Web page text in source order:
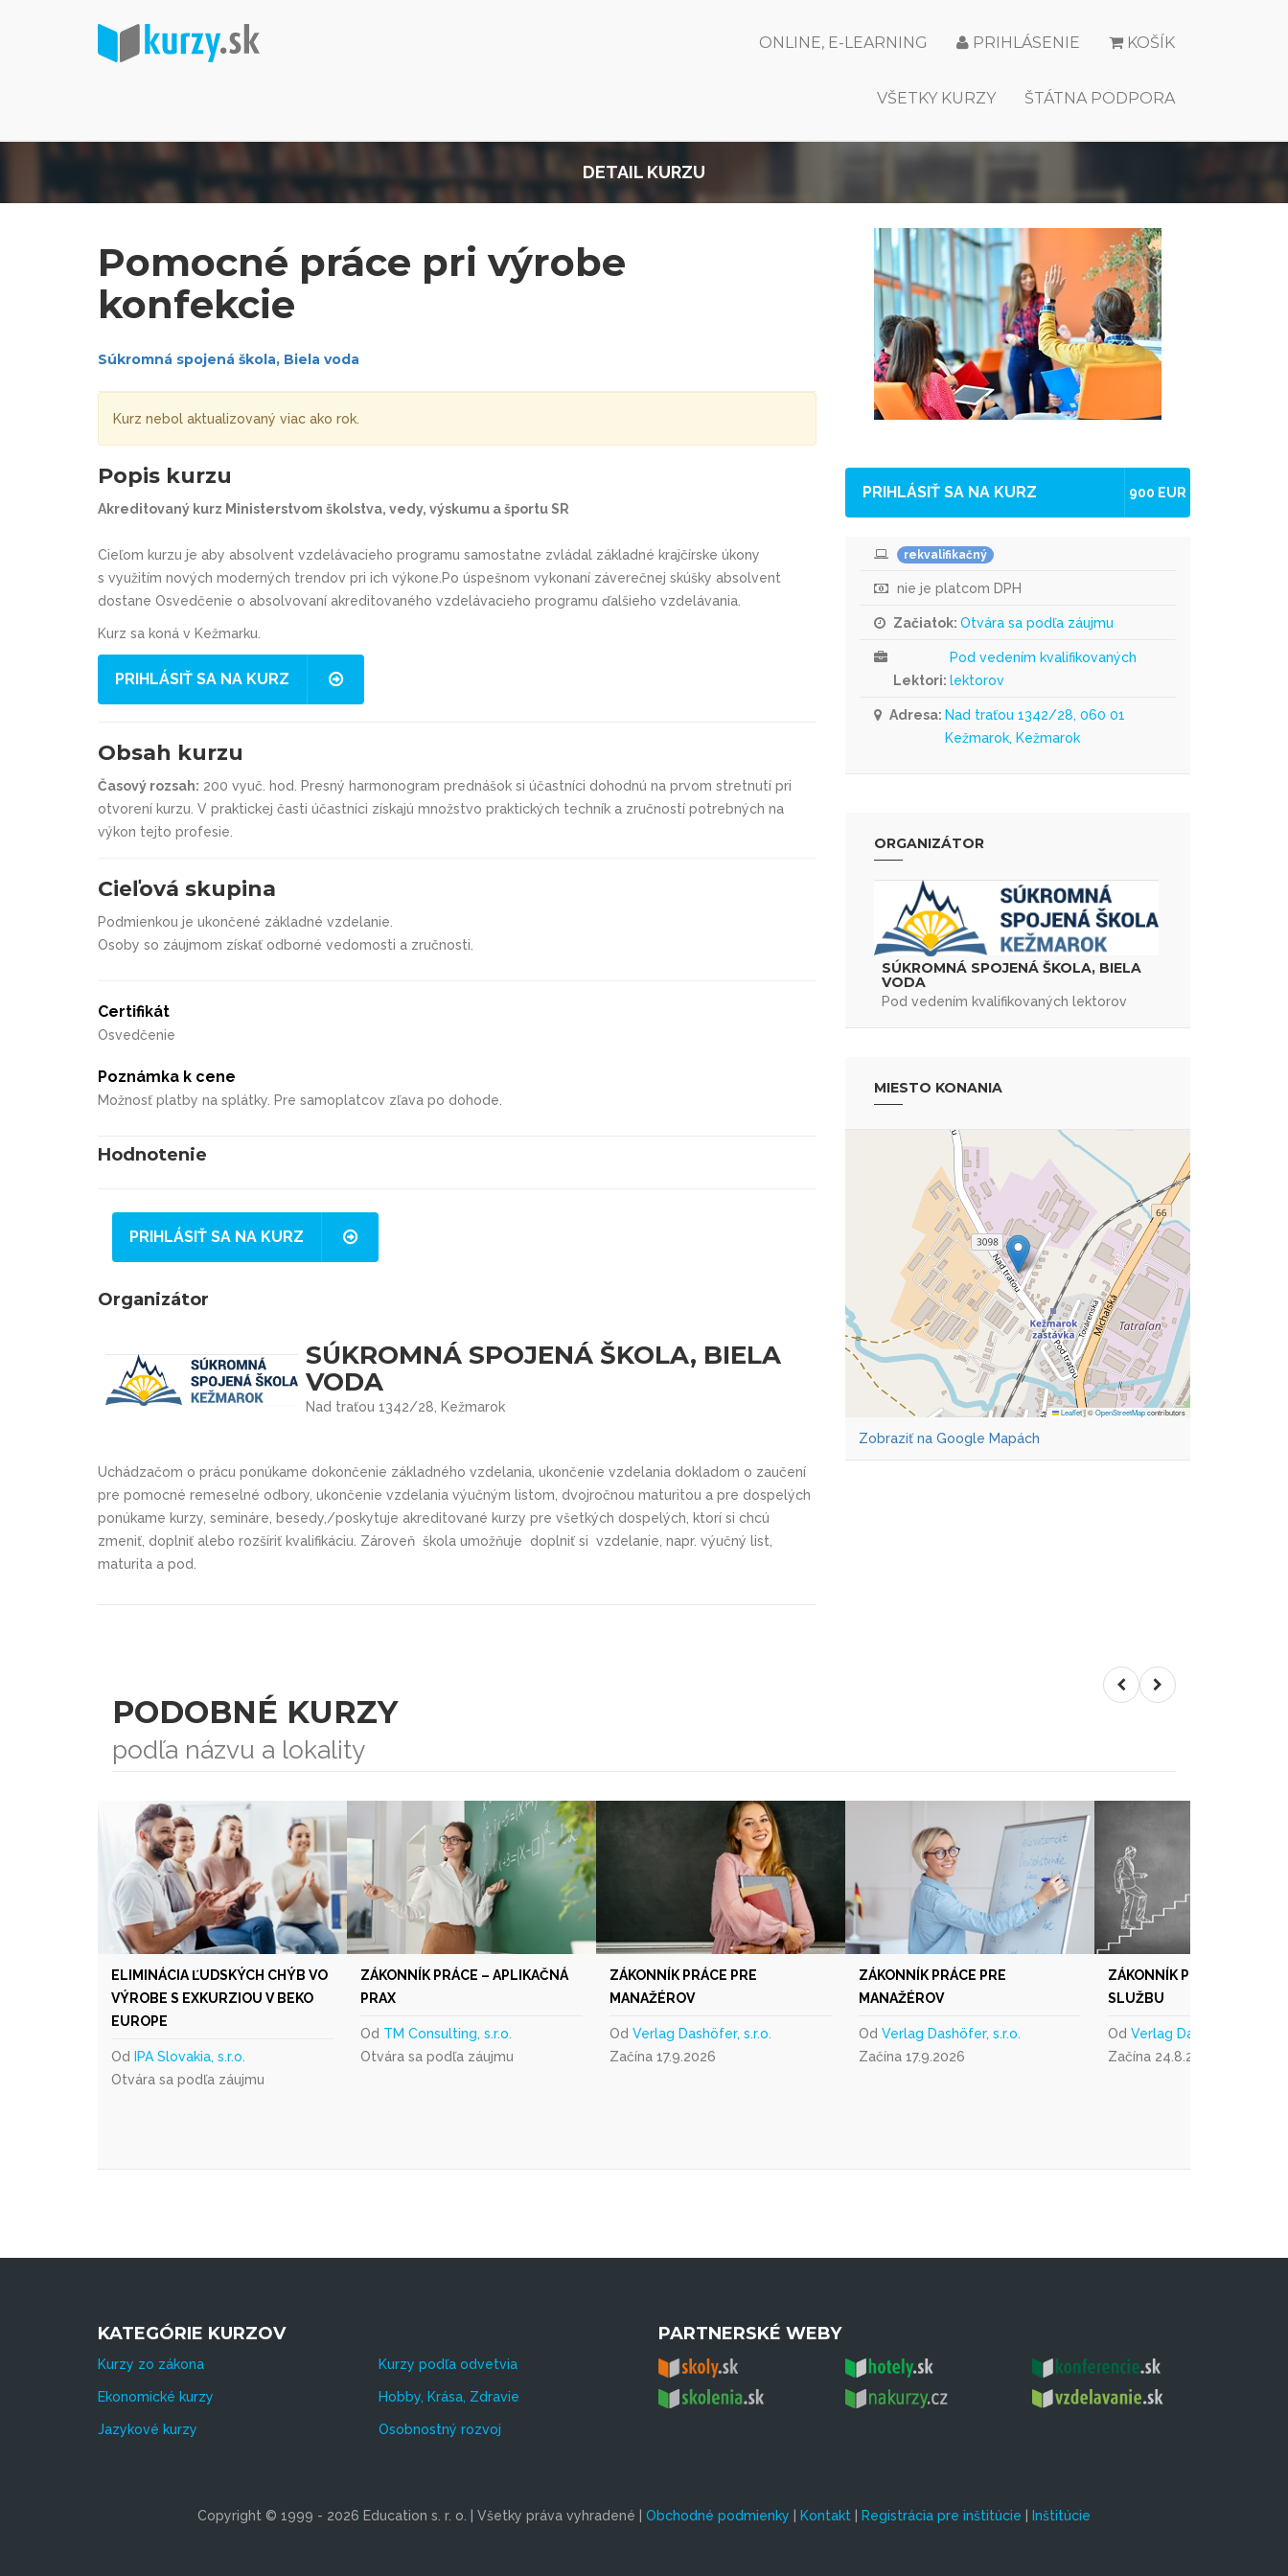
KOŠÍK
PRIHLÁSENIE
ONLINE, E-LEARNING
ŠTÁTNA PODPORA
VŠETKY KURZY
DETAIL KURZU
Pomocné práce pri výrobe
konfekcie
Súkromná spojená škola, Biela voda
Kurz nebol aktualizovaný viac ako rok.
Popis kurzu
Akreditovaný kurz Ministerstvom školstva, vedy, výskumu a športu SR
Cieľom kurzu je aby absolvent vzdelávacieho programu samostatne zvládal základné krajčírske úkony
s využitím nových moderných trendov pri ich výkone.Po úspešnom vykonaní záverečnej skúšky absolvent
dostane Osvedčenie o absolvovaní akreditovaného vzdelávacieho programu ďalšieho vzdelávania.
Kurz sa koná v Kežmarku.
PRIHLÁSIŤ SA NA KURZ
Obsah kurzu
Časový rozsah: 200 vyuč. hod. Presný harmonogram prednášok si účastníci dohodnú na prvom stretnutí pri
otvorení kurzu. V praktickej časti účastníci získajú množstvo praktických techník a zručností potrebných na
výkon tejto profesie.
Cieľová skupina
Podmienkou je ukončené základné vzdelanie.
Osoby so záujmom získať odborné vedomosti a zručnosti.
Certifikát
Osvedčenie
Poznámka k cene
Možnosť platby na splátky. Pre samoplatcov zľava po dohode.
Hodnotenie
PRIHLÁSIŤ SA NA KURZ
Organizátor
SÚKROMNÁ SPOJENÁ ŠKOLA, BIELA
VODA
Nad traťou 1342/28, Kežmarok
Uchádzačom o prácu ponúkame dokončenie základného vzdelania, ukončenie vzdelania dokladom o zaučení
pre pomocné remeselné odbory, ukončenie vzdelania výučným listom, dvojročnou maturitou a pre dospelých
ponúkame kurzy, semináre, besedy,/poskytuje akreditované kurzy pre všetkých dospelých, ktorí si chcú
zmeniť, doplniť alebo rozšíriť kvalifikáciu. Zároveň škola umožňuje doplniť si vzdelanie, napr. výučný list,
maturita a pod.
PRIHLÁSIŤ SA NA KURZ 900 EUR
rekvalifikačný
nie je platcom DPH
Začiatok: Otvára sa podľa záujmu
Lektori:
Pod vedením kvalifikovaných
lektorov
Adresa: Nad traťou 1342/28, 060 01
Kežmarok, Kežmarok
ORGANIZÁTOR
SÚKROMNÁ SPOJENÁ ŠKOLA, BIELA
VODA
Pod vedením kvalifikovaných lektorov
MIESTO KONANIA
Leaflet|©OpenStreetMapcontributors
Zobraziť na Google Mapách
PODOBNÉ KURZY
podľa názvu a lokality
ELIMINÁCIA ĽUDSKÝCH CHÝB VO
VÝROBE S EXKURZIOU V BEKO
EUROPE
Od IPA Slovakia, s.r.o.
Otvára sa podľa záujmu
ZÁKONNÍK PRÁCE – APLIKAČNÁ
PRAX
Od TM Consulting, s.r.o.
Otvára sa podľa záujmu
ZÁKONNÍK PRÁCE PRE
MANAŽÉROV
Od Verlag Dashöfer, s.r.o.
Začína 17.9.2026
ZÁKONNÍK PRÁCE PRE
MANAŽÉROV
Od Verlag Dashöfer, s.r.o.
Začína 17.9.2026
ZÁKONNÍK PRÁCE PRE
SLUŽBU
Od Verlag Dashöfer, s.r.o.
Začína 24.8.2026
KATEGÓRIE KURZOV
Kurzy zo zákona Kurzy podľa odvetvia
Ekonomické kurzy Hobby, Krása, Zdravie
Jazykové kurzy Osobnostný rozvoj
PARTNERSKÉ WEBY
Copyright © 1999 - 2026 Education s. r. o. | Všetky práva vyhradené | Obchodné podmienky | Kontakt | Registrácia pre inštitúcie | Inštitúcie